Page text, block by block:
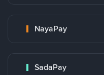
NayaPay
SadaPay